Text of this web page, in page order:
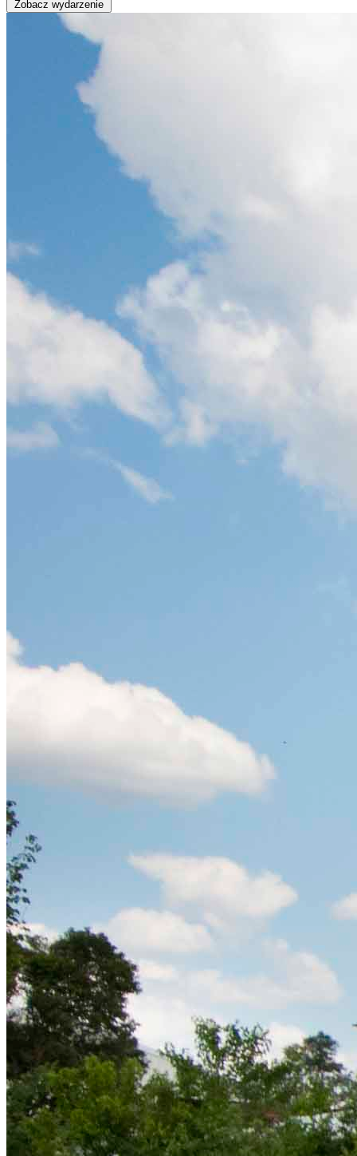
Zobacz wydarzenie